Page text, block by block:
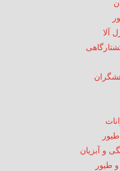
آلا
و آبزیان
طیور